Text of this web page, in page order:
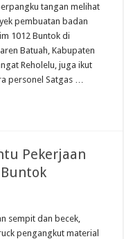
tangan melihat
pembuatan badan
1012 Buntok di
Batuah, Kabupaten
Reholelu, juga ikut
personel Satgas …
Pekerjaan
sempit dan becek,
pengangkut material